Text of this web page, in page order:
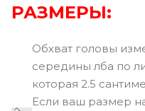
РАЗМЕРЫ:
Обхват головы
середины лба по
которая 2.5
Если ваш размер